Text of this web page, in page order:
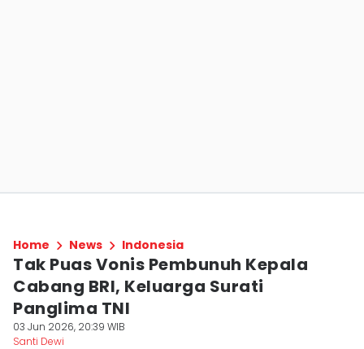
Home News Indonesia
Tak Puas Vonis Pembunuh Kepala
Cabang BRI, Keluarga Surati
Panglima TNI
03 Jun 2026, 20:39 WIB
Santi Dewi